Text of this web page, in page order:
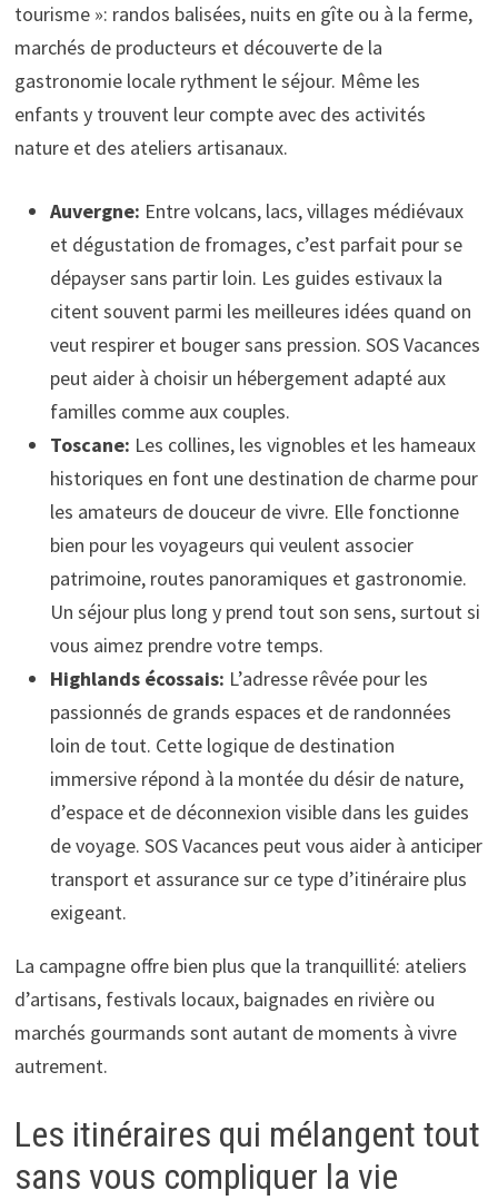
tourisme »: randos balisées, nuits en gîte ou à la ferme,
marchés de producteurs et découverte de la
gastronomie locale rythment le séjour. Même les
enfants y trouvent leur compte avec des activités
nature et des ateliers artisanaux.
Auvergne: Entre volcans, lacs, villages médiévaux
et dégustation de fromages, c’est parfait pour se
dépayser sans partir loin. Les guides estivaux la
citent souvent parmi les meilleures idées quand on
veut respirer et bouger sans pression. SOS Vacances
peut aider à choisir un hébergement adapté aux
familles comme aux couples.
Toscane: Les collines, les vignobles et les hameaux
historiques en font une destination de charme pour
les amateurs de douceur de vivre. Elle fonctionne
bien pour les voyageurs qui veulent associer
patrimoine, routes panoramiques et gastronomie.
Un séjour plus long y prend tout son sens, surtout si
vous aimez prendre votre temps.
Highlands écossais: L’adresse rêvée pour les
passionnés de grands espaces et de randonnées
loin de tout. Cette logique de destination
immersive répond à la montée du désir de nature,
d’espace et de déconnexion visible dans les guides
de voyage. SOS Vacances peut vous aider à anticiper
transport et assurance sur ce type d’itinéraire plus
exigeant.
La campagne offre bien plus que la tranquillité: ateliers
d’artisans, festivals locaux, baignades en rivière ou
marchés gourmands sont autant de moments à vivre
autrement.
Les itinéraires qui mélangent tout
sans vous compliquer la vie